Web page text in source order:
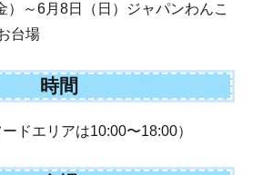
）～6月8日（日）ジャパンわんこ
台場
時間
ドエリアは10:00〜18:00）